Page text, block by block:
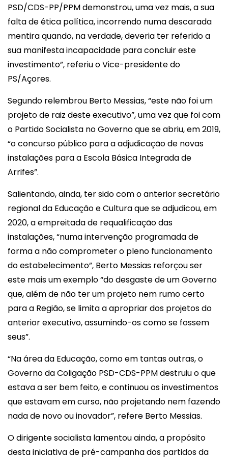
PSD/CDS-PP/PPM demonstrou, uma vez mais, a sua
falta de ética política, incorrendo numa descarada
mentira quando, na verdade, deveria ter referido a
sua manifesta incapacidade para concluir este
investimento”, referiu o Vice-presidente do
PS/Açores.
Segundo relembrou Berto Messias, “este não foi um
projeto de raiz deste executivo”, uma vez que foi com
o Partido Socialista no Governo que se abriu, em 2019,
“o concurso público para a adjudicação de novas
instalações para a Escola Básica Integrada de
Arrifes”.
Salientando, ainda, ter sido com o anterior secretário
regional da Educação e Cultura que se adjudicou, em
2020, a empreitada de requalificação das
instalações, “numa intervenção programada de
forma a não comprometer o pleno funcionamento
do estabelecimento”, Berto Messias reforçou ser
este mais um exemplo “do desgaste de um Governo
que, além de não ter um projeto nem rumo certo
para a Região, se limita a apropriar dos projetos do
anterior executivo, assumindo-os como se fossem
seus”.
“Na área da Educação, como em tantas outras, o
Governo da Coligação PSD-CDS-PPM destruiu o que
estava a ser bem feito, e continuou os investimentos
que estavam em curso, não projetando nem fazendo
nada de novo ou inovador”, refere Berto Messias.
O dirigente socialista lamentou ainda, a propósito
desta iniciativa de pré-campanha dos partidos da